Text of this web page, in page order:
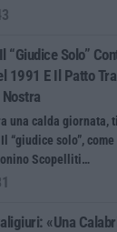
“giudice Solo”
1991 E Il Patto Tra
Nostra
una calda giornata,
“giudice solo”, come
Scopelliti…
«Una